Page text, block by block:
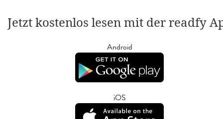
Jetzt kostenlos lesen mit der readfy
Android
iOS